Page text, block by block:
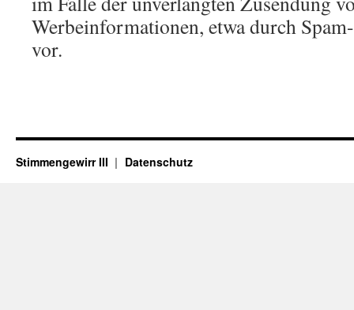
Werbeinformationen, etwa durch
vor.
Stimmengewirr III Datenschutz